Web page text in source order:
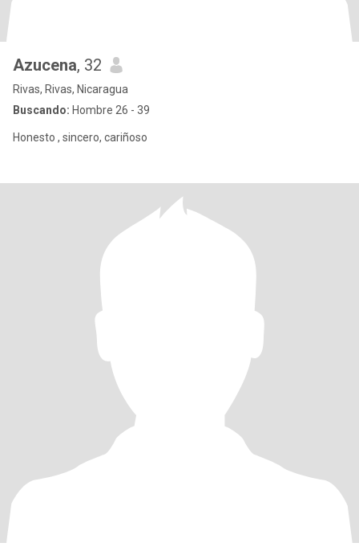
Azucena, 32
Rivas, Rivas, Nicaragua
Buscando: Hombre 26 - 39
Honesto , sincero, cariñoso